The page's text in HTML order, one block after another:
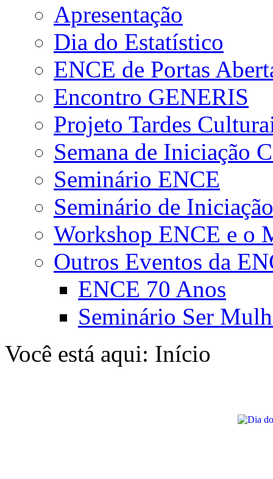
Apresentação
Dia do Estatístico
ENCE de Portas
Encontro GENERIS
Projeto Tardes
Semana de Iniciação
Seminário ENCE
Seminário de
Workshop ENCE e o
Outros Eventos da
ENCE 70 Anos
Seminário Ser
Você está aqui: Início